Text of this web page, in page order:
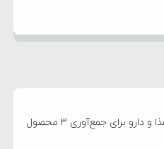
دستور سازمان غذا و دارو برای جمع‌آوری ۳ محصول